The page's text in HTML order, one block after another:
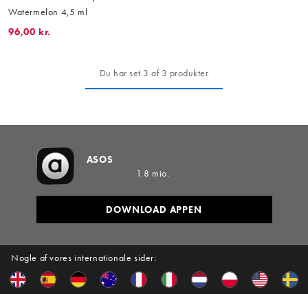
Watermelon 4,5 ml
96,00 kr.
Du har set 3 af 3 produkter
Nogle af vores internationale sider:
ASOS
1.8 mio.
DOWNLOAD APPEN